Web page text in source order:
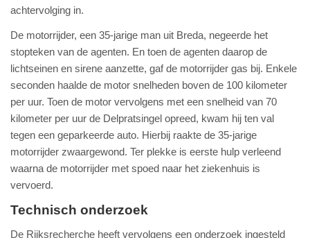
achtervolging in.
De motorrijder, een 35-jarige man uit Breda, negeerde het
stopteken van de agenten. En toen de agenten daarop de
lichtseinen en sirene aanzette, gaf de motorrijder gas bij. Enkele
seconden haalde de motor snelheden boven de 100 kilometer
per uur. Toen de motor vervolgens met een snelheid van 70
kilometer per uur de Delpratsingel opreed, kwam hij ten val
tegen een geparkeerde auto. Hierbij raakte de 35-jarige
motorrijder zwaargewond. Ter plekke is eerste hulp verleend
waarna de motorrijder met spoed naar het ziekenhuis is
vervoerd.
Technisch onderzoek
De Rijksrecherche heeft vervolgens een onderzoek ingesteld